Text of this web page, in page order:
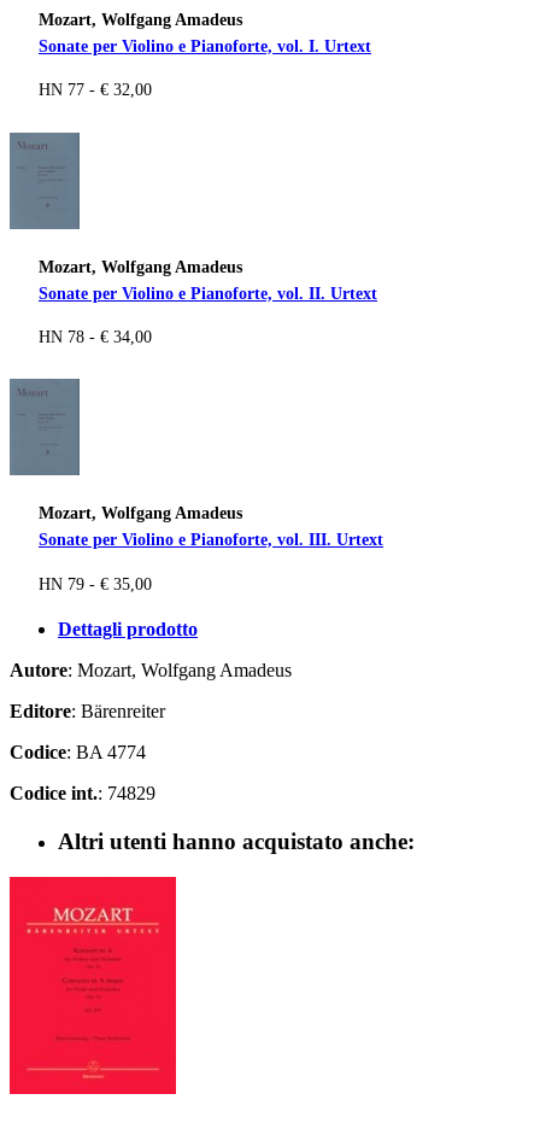
Mozart, Wolfgang Amadeus
Sonate per Violino e Pianoforte, vol. I. Urtext
HN 77 - € 32,00
Mozart, Wolfgang Amadeus
Sonate per Violino e Pianoforte, vol. II. Urtext
HN 78 - € 34,00
Mozart, Wolfgang Amadeus
Sonate per Violino e Pianoforte, vol. III. Urtext
HN 79 - € 35,00
Dettagli prodotto
Autore: Mozart, Wolfgang Amadeus
Editore: Bärenreiter
Codice: BA 4774
Codice int.: 74829
Altri utenti hanno acquistato anche: